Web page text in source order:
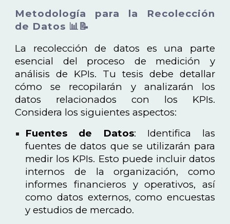
Metodología para la Recolección
de Datos 📊📝
La recolección de datos es una parte
esencial del proceso de medición y
análisis de KPIs. Tu tesis debe detallar
cómo se recopilarán y analizarán los
datos relacionados con los KPIs.
Considera los siguientes aspectos:
Fuentes de Datos: Identifica las
fuentes de datos que se utilizarán para
medir los KPIs. Esto puede incluir datos
internos de la organización, como
informes financieros y operativos, así
como datos externos, como encuestas
y estudios de mercado.